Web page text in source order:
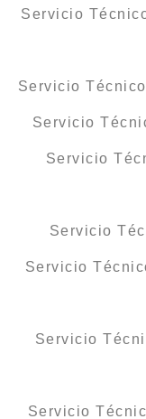
Servicio
Servicio
Servicio
Servicio
Servicio
Servicio
Servicio
Servicio